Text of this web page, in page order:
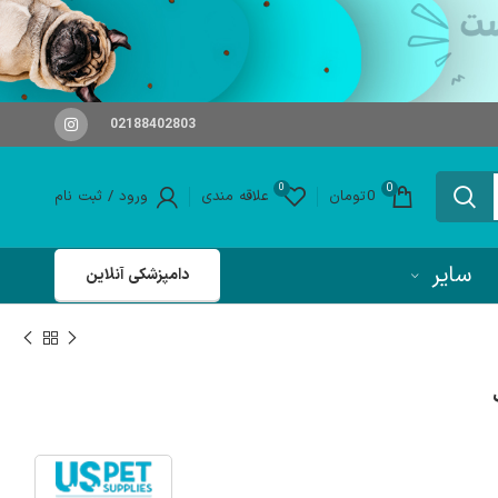
02188402803
0
0تومان 0 علاقه مندی ورود / ثبت نام
سایر دامپزشکی آنلاین